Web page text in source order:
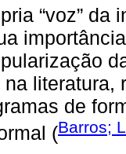
“voz” da
literatura,
de
(Barros;